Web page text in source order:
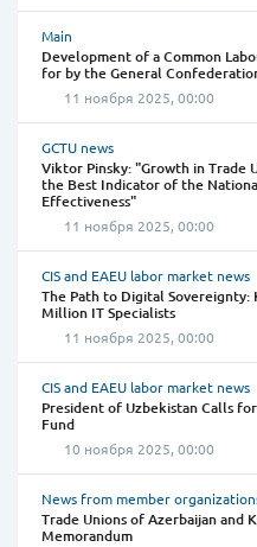
Main
Development of a Common
for by the General
11 ноября 2025, 00:00
GCTU news
Viktor Pinsky: "Growth in Trade
the Best Indicator of the
Effectiveness"
11 ноября 2025, 00:00
CIS and EAEU labor market news
The Path to Digital Sovereignty:
Million IT Specialists
11 ноября 2025, 00:00
CIS and EAEU labor market news
President of Uzbekistan Calls
Fund
10 ноября 2025, 00:00
News from member
Trade Unions of Azerbaijan and
Memorandum